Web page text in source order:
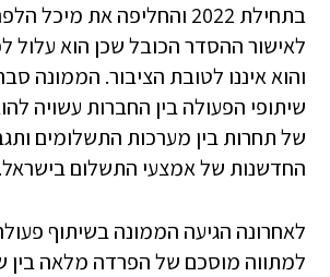
בתחילת 2022 והחליפה את
לאישור ההסדר הכובל שכן הוא עלול
והוא איננו לטובת הציבור. הממונה
שיתופי הפעולה בין החברות עשויה
של תחרות בין מערכות התשלומים
החדשנות של אמצעי התשלום בישראל.
לאחרונה הגיעה הממונה בשיתוף
למתווה מוסכם של הפרדה מלאה